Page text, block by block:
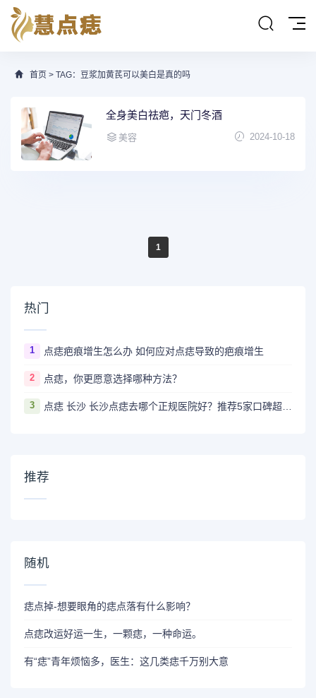
首页 > TAG：豆浆加黄芪可以美白是真的吗
全身美白祛疤，天门冬酒
美容 2024-10-18
1
热门
1 点痣疤痕增生怎么办 如何应对点痣导致的疤痕增生
2 点痣，你更愿意选择哪种方法？
3 点痣 长沙 长沙点痣去哪个正规医院好？推荐5家口碑超棒且价格实惠的好医院
推荐
随机
痣点掉-想要眼角的痣点落有什么影响？
点痣改运好运一生，一颗痣，一种命运。
有“痣”青年烦恼多，医生：这几类痣千万别大意